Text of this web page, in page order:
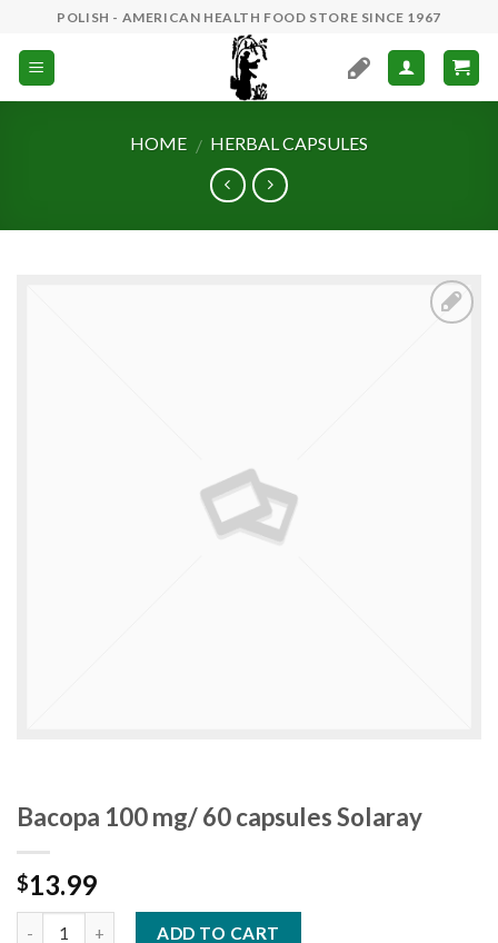
content
POLISH - AMERICAN HEALTH FOOD STORE SINCE 1967
HOME / HERBAL CAPSULES
Bacopa 100 mg/ 60 capsules Solaray
$13.99
ADD TO CART